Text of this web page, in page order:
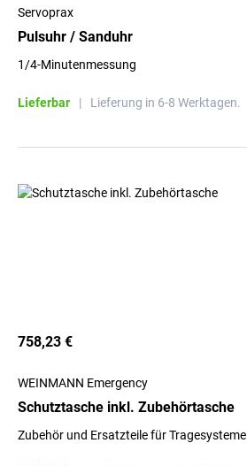
Servoprax
Pulsuhr / Sanduhr
1/4-Minutenmessung
Lieferbar | Lieferung in 6-8 Werktagen.
758,23 €
WEINMANN Emergency
Schutztasche inkl. Zubehörtasche
Zubehör und Ersatzteile für Tragesysteme